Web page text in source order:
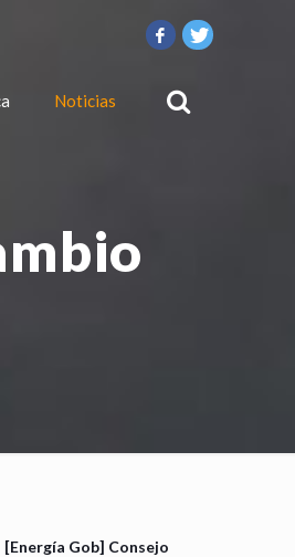
Noticias
[Energía Gob] Consejo